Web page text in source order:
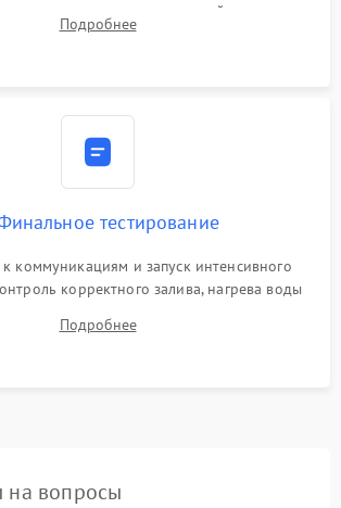
хомутов гидравлической системы,
и установка датчика поплавка.
Подробнее
тестирование
коммуникациям и запуск интенсивного
корректного залива, нагрева воды
отсутствия посторонних шумов,
и абсолютной сухости в поддоне.
Подробнее
на вопросы